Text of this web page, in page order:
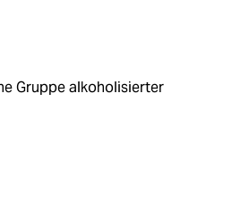
Gruppe alkoholisierter